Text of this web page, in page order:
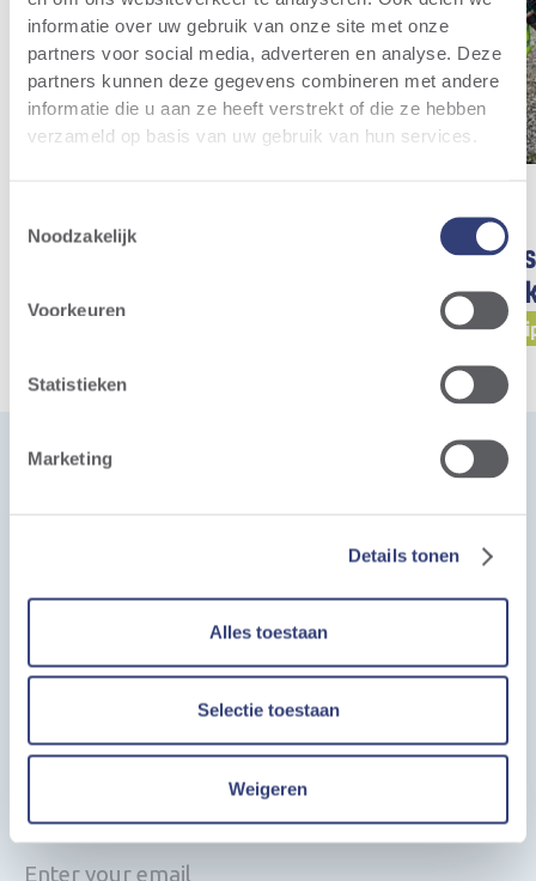
informatie over uw gebruik van onze site met onze
partners voor social media, adverteren en analyse. Deze
partners kunnen deze gegevens combineren met andere
informatie die u aan ze heeft verstrekt of die ze hebben
verzameld op basis van uw gebruik van hun services.
Noodzakelijk
Voorkeuren
Statistieken
Marketing
Details tonen
Alles toestaan
Selectie toestaan
Weigeren
Public
Email*